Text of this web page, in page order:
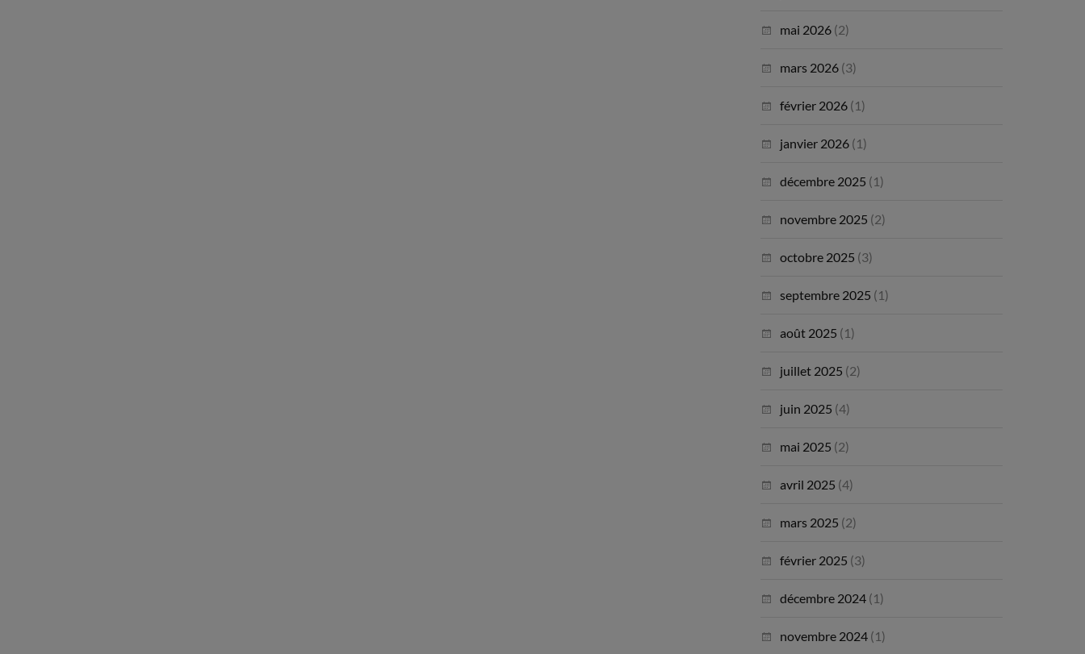
mai 2026 (2)
mars 2026 (3)
février 2026 (1)
janvier 2026 (1)
décembre 2025 (1)
novembre 2025 (2)
octobre 2025 (3)
septembre 2025 (1)
août 2025 (1)
juillet 2025 (2)
juin 2025 (4)
mai 2025 (2)
avril 2025 (4)
mars 2025 (2)
février 2025 (3)
décembre 2024 (1)
novembre 2024 (1)